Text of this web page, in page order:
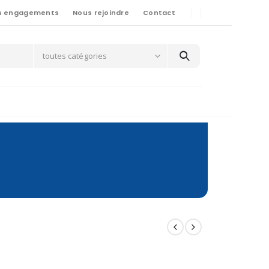
engagements Nous rejoindre Contact
toutes catégories